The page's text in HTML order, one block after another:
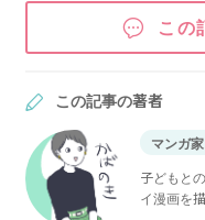
この
この記事の著者
マンガ
子どもと
イ漫画を